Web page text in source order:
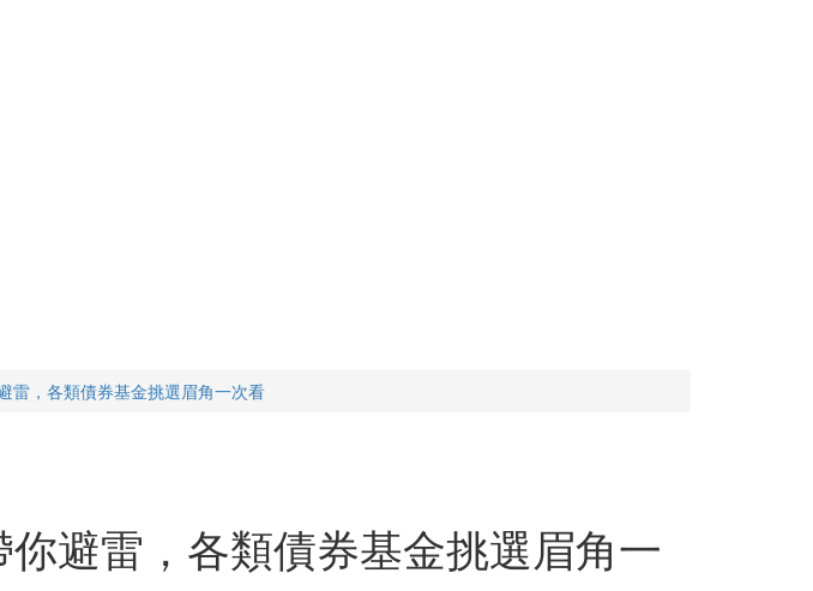
雷，各類債券基金挑選眉角一次看
避雷，各類債券基金挑選眉角一